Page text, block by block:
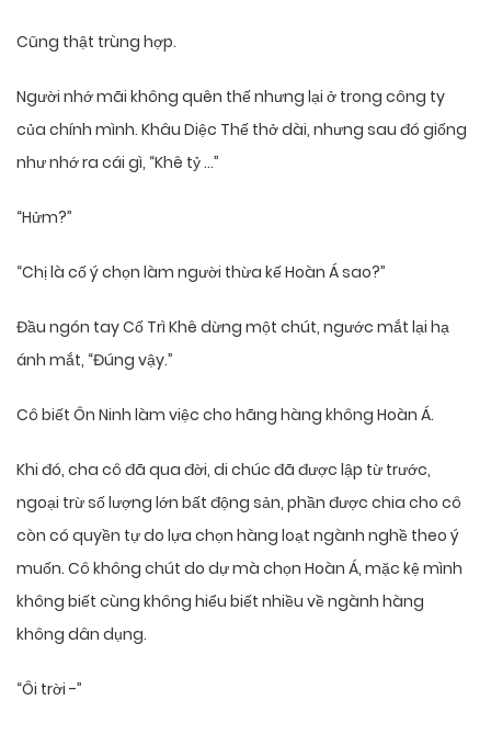
Cũng thật trùng hợp.
Người nhớ mãi không quên thế nhưng lại ở trong công ty
của chính mình. Khâu Diệc Thế thở dài, nhưng sau đó giống
như nhớ ra cái gì, “Khê tỷ …”
“Hửm?”
“Chị là cố ý chọn làm người thừa kế Hoàn Á sao?”
Đầu ngón tay Cố Trì Khê dừng một chút, ngước mắt lại hạ
ánh mắt, “Đúng vậy.”
Cô biết Ôn Ninh làm việc cho hãng hàng không Hoàn Á.
Khi đó, cha cô đã qua đời, di chúc đã được lập từ trước,
ngoại trừ số lượng lớn bất động sản, phần được chia cho cô
còn có quyền tự do lựa chọn hàng loạt ngành nghề theo ý
muốn. Cô không chút do dự mà chọn Hoàn Á, mặc kệ mình
không biết cùng không hiểu biết nhiều về ngành hàng
không dân dụng.
“Ôi trời -”